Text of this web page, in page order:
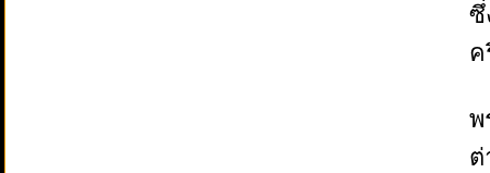
ซึ่
ค
พ
ต่